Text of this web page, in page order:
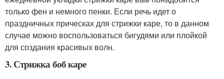
только фен и немного пенки. Если речь идет о
праздничных прическах для стрижки каре, то в данном
случае можно воспользоваться бигудями или плойкой
для создания красивых волн.
3. Стрижка боб каре